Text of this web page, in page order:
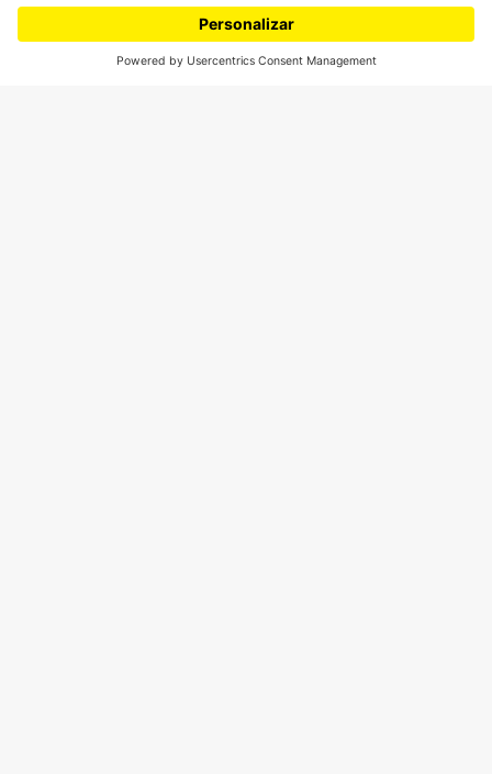
¿Quiénes somos?